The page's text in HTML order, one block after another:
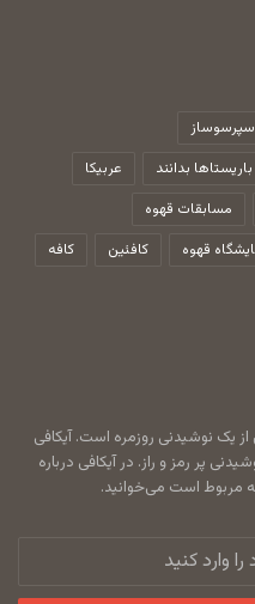
باریستاها بدانند
عربیکا
مسابقات قهوه
قهوه کافئین
کافه
یک نوشیدنی روزمره است. آیکافی
پر رمز و راز. در آیکافی درباره
مربوط است می‌خوانید.